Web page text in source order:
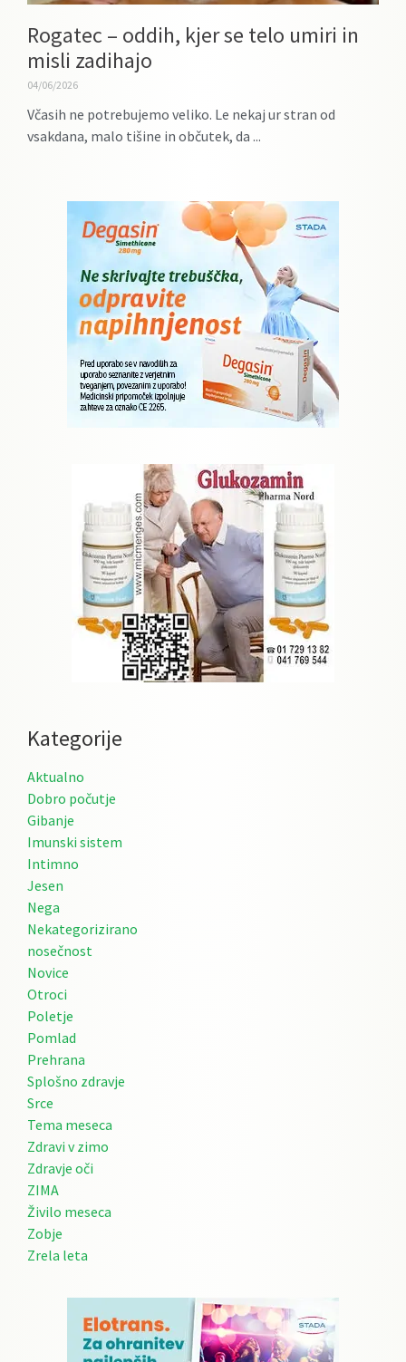
Rogatec – oddih, kjer se telo umiri in
misli zadihajo
04/06/2026
Včasih ne potrebujemo veliko. Le nekaj ur stran od
vsakdana, malo tišine in občutek, da
Kategorije
Aktualno
Dobro počutje
Gibanje
Imunski sistem
Intimno
Jesen
Nega
Nekategorizirano
nosečnost
Novice
Otroci
Poletje
Pomlad
Prehrana
Splošno zdravje
Srce
Tema meseca
Zdravi v zimo
Zdravje oči
ZIMA
Živilo meseca
Zobje
Zrela leta